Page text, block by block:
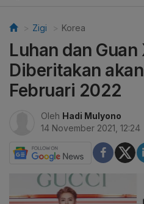
Zigi Korea
Luhan dan
Diberitakan
Februari 2022
Oleh Hadi Mulyono
14 November 2021, 12:24